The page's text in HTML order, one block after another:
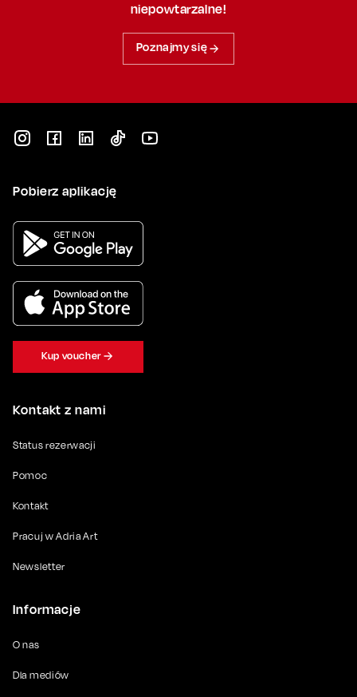
niepowtarzalne!
Poznajmy się
Kontakt z nami
Status rezerwacji
Pomoc
Kontakt
Pracuj w Adria Art
Newsletter
Informacje
O nas
Dla mediów
Pobierz aplikację
Kup voucher